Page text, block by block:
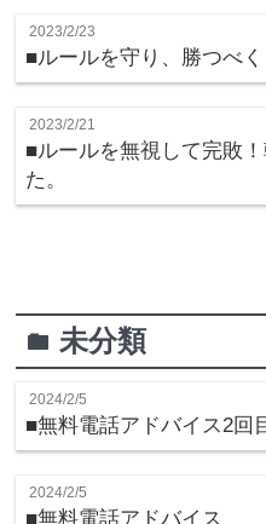
2023/2/23
■ルールを守り、勝つべ
2023/2/21
■ルールを無視して完敗
た。
folder未分類
2024/2/5
■無料電話アドバイス2回
2024/2/5
■無料電話アドバイス